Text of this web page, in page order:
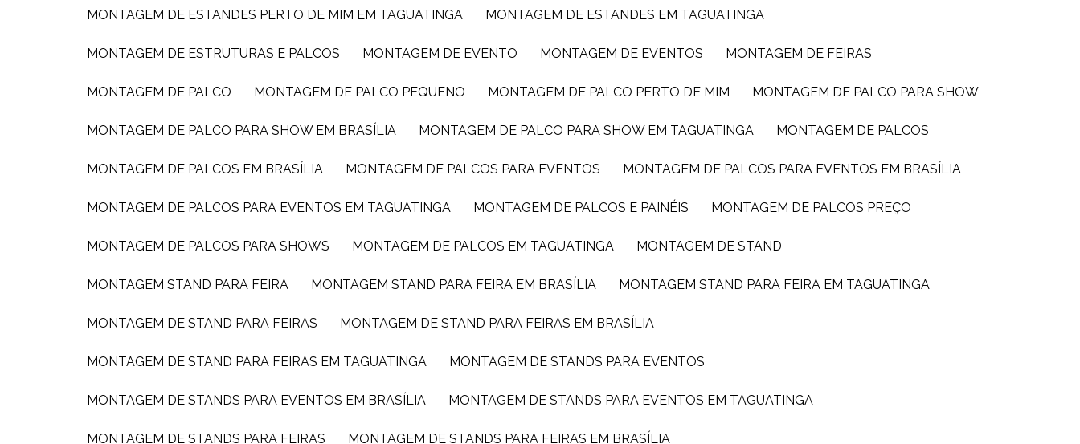
MONTAGEM DE ESTANDES PERTO DE MIM EM TAGUATINGA MONTAGEM DE ESTANDES EM TAGUATINGA
MONTAGEM DE ESTRUTURAS E PALCOS MONTAGEM DE EVENTO MONTAGEM DE EVENTOS MONTAGEM DE FEIRAS
MONTAGEM DE PALCO MONTAGEM DE PALCO PEQUENO MONTAGEM DE PALCO PERTO DE MIM MONTAGEM DE PALCO PARA SHOW
MONTAGEM DE PALCO PARA SHOW EM BRASÍLIA MONTAGEM DE PALCO PARA SHOW EM TAGUATINGA MONTAGEM DE PALCOS
MONTAGEM DE PALCOS EM BRASÍLIA MONTAGEM DE PALCOS PARA EVENTOS MONTAGEM DE PALCOS PARA EVENTOS EM BRASÍLIA
MONTAGEM DE PALCOS PARA EVENTOS EM TAGUATINGA MONTAGEM DE PALCOS E PAINÉIS MONTAGEM DE PALCOS PREÇO
MONTAGEM DE PALCOS PARA SHOWS MONTAGEM DE PALCOS EM TAGUATINGA MONTAGEM DE STAND
MONTAGEM STAND PARA FEIRA MONTAGEM STAND PARA FEIRA EM BRASÍLIA MONTAGEM STAND PARA FEIRA EM TAGUATINGA
MONTAGEM DE STAND PARA FEIRAS MONTAGEM DE STAND PARA FEIRAS EM BRASÍLIA
MONTAGEM DE STAND PARA FEIRAS EM TAGUATINGA MONTAGEM DE STANDS PARA EVENTOS
MONTAGEM DE STANDS PARA EVENTOS EM BRASÍLIA MONTAGEM DE STANDS PARA EVENTOS EM TAGUATINGA
MONTAGEM DE STANDS PARA FEIRAS MONTAGEM DE STANDS PARA FEIRAS EM BRASÍLIA